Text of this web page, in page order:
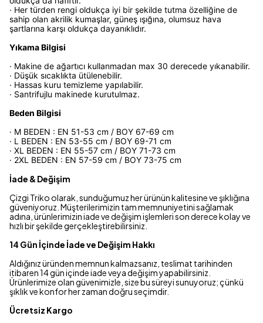
· Her türden rengi oldukça iyi bir şekilde tutma özelliğine de
sahip olan akrilik kumaşlar, güneş ışığına, olumsuz hava
şartlarına karşı oldukça dayanıklıdır.
Yıkama Bilgisi
· Makine de ağartıcı kullanmadan max 30 derecede yıkanabilir.
· Düşük sıcaklıkta ütülenebilir.
· Hassas kuru temizleme yapılabilir.
· Santrifujlu makinede kurutulmaz.
Beden Bilgisi
· M BEDEN : EN 51-53 cm / BOY 67-69 cm
· L BEDEN : EN 53-55 cm / BOY 69-71 cm
· XL BEDEN : EN 55-57 cm / BOY 71-73 cm
· 2XL BEDEN : EN 57-59 cm / BOY 73-75 cm
İade & Değişim
Çizgi Triko olarak, sunduğumuz her ürünün kalitesine ve şıklığına
güveniyoruz. Müşterilerimizin tam memnuniyetini sağlamak
adına, ürünlerimizin iade ve değişim işlemleri son derece kolay ve
hızlı bir şekilde gerçekleştirebilirsiniz.
14 Gün İçinde İade ve Değişim Hakkı
Aldığınız üründen memnun kalmazsanız, teslimat tarihinden
itibaren 14 gün içinde iade veya değişim yapabilirsiniz.
Ürünlerimize olan güvenimizle, size bu süreyi sunuyoruz; çünkü
şıklık ve konfor her zaman doğru seçimdir.
Ücretsiz Kargo